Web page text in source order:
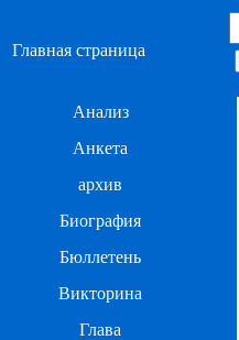
Главная страница
Анализ
Анкета
архив
Биография
Бюллетень
Викторина
Глава